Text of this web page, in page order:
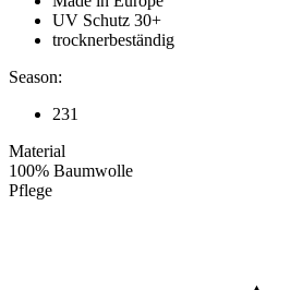
UV Schutz 30+
trocknerbeständig
Season:
231
Material
100% Baumwolle
Pflege